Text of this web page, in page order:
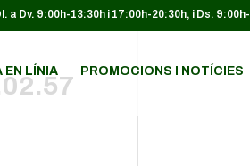
a Dv. 9:00h-13:30h i 17:00h-20:30h, i Ds.
EN LÍNIA PROMOCIONS I NOTÍCIES